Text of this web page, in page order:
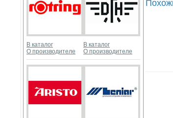
В каталог
О производителе
В каталог
О производителе